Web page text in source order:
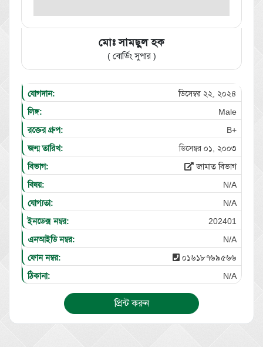
মোঃ সামছুল হক
( বোর্ডিং সুপার )
যোগদান:
ডিসেম্বর ২২, ২০২৪
লিঙ্গ:
Male
রক্তের গ্রুপ:
B+
জন্ম তারিখ:
ডিসেম্বর ০১, ২০০৩
বিভাগ:
জামাত বিভাগ
বিষয়:
N/A
যোগ্যতা:
N/A
ইনডেক্স নম্বর:
202401
এনআইডি নম্বর:
N/A
ফোন নম্বর:
০১৬১৮৭৬৯৫৬৬
ঠিকানা:
N/A
প্রিন্ট করুন